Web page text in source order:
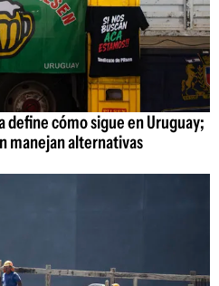
define cómo sigue en Uruguay;
manejan alternativas